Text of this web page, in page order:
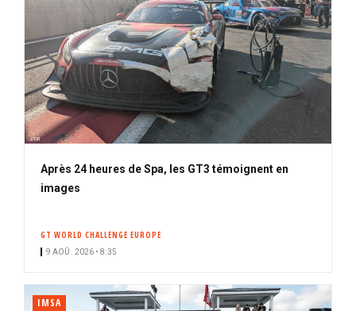
Après 24 heures de Spa, les GT3 témoignent en
images
GT WORLD CHALLENGE EUROPE
9 AOÛ. 2026 • 8:35
IMSA